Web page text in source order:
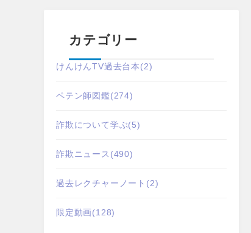
カテゴリー
けんけんTV過去台本(2)
ペテン師図鑑(274)
詐欺について学ぶ(5)
詐欺ニュース (490)
過去レクチャーノート (2)
限定動画(128)